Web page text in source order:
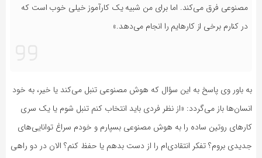
مصنوعی فرق می‌کند. اما برای من شبیه یک کارآموز خیلی خوب است که
در کنارم برخی از کارهایم را انجام می‌دهد.»
به باور وی پاسخ به این سؤال که هوش مصنوعی تنبل می‌کند یا خیر، به خود
انسان‌ها باز می‌گردد: «از نظر فردی باید انتخاب کنم تنبل شوم یا یک سری
کارهای روتین ساده را به هوش مصنوعی بسپارم و خودم سراغ توانایی‌های
جدیدی بروم؟ تفکر انتقادی‌ام را از دست بدهم یا حفظ کنم؟ الان در دو راهی